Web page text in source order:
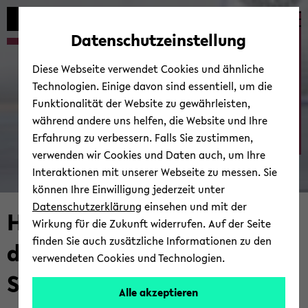
Automatische
vermeiden
skip
main
skip
main
skip
footer
schaft
Herzlich willkommen bei
der ­Abteilung
Sportwissenschaft
Datenschutzeinstellung
Diese Webseite verwendet Cookies und ähnliche
Technologien. Einige davon sind essentiell, um die
Funktionalität der Website zu gewährleisten,
während andere uns helfen, die Website und Ihre
Erfahrung zu verbessern. Falls Sie zustimmen,
verwenden wir Cookies und Daten auch, um Ihre
Interaktionen mit unserer Webseite zu messen. Sie
können Ihre Einwilligung jederzeit unter
Datenschutzerklärung einsehen und mit der
Wirkung für die Zukunft widerrufen. Auf der Seite
finden Sie auch zusätzliche Informationen zu den
verwendeten Cookies und Technologien.
Alle akzeptieren